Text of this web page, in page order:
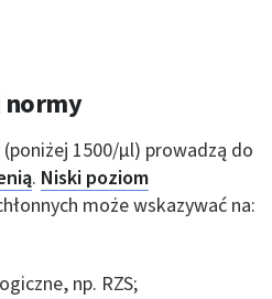
normy
1500/µl) prowadzą do
. Niski poziom
może wskazywać na:
np. RZS;